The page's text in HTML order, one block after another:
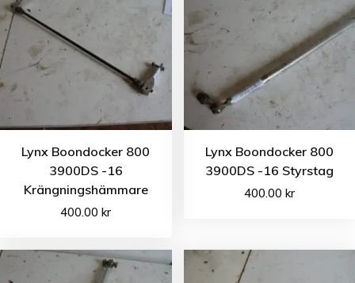
Lynx Boondocker 800
3900DS -16
Krängningshämmare
400.00kr
Lynx Boondocker 800
3900DS -16 Styrstag
400.00 kr